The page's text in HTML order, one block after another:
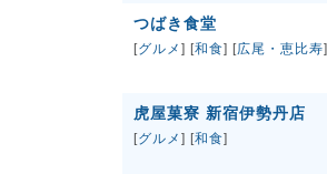
つばき食堂
[グルメ ] [和食] [広尾・恵比寿]
虎屋菓寮 新宿伊勢丹店
[グルメ ] [和食]